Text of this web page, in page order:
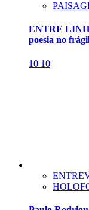
ENTRE
poesia no
10 10